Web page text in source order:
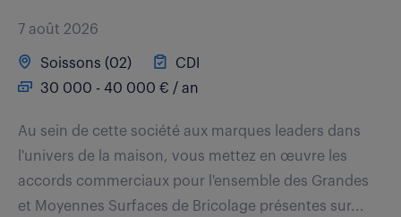
7 août 2026
Soissons (02)
CDI
30 000 - 40 000 € / an
Au sein de cette société aux marques leaders dans
l'univers de la maison, vous mettez en œuvre les
accords commerciaux pour l'ensemble des Grandes
et Moyennes Surfaces de Bricolage présentes sur...